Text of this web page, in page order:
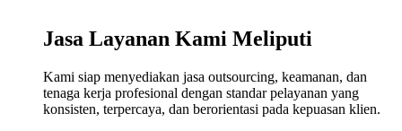
Jasa Layanan Kami Meliputi
Kami siap menyediakan jasa outsourcing, keamanan, dan
tenaga kerja profesional dengan standar pelayanan yang
konsisten, terpercaya, dan berorientasi pada kepuasan klien.